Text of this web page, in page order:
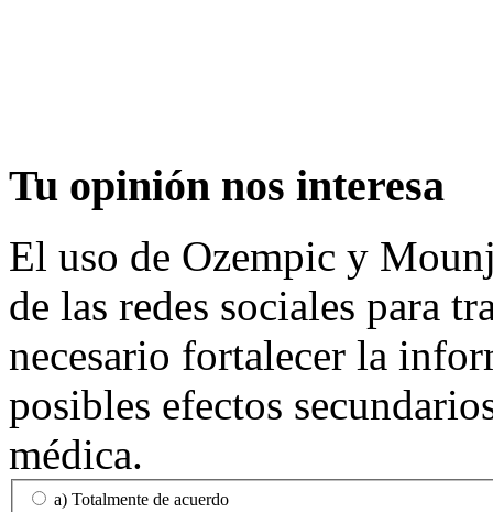
Tu opinión nos interesa
El uso de Ozempic y
de las redes sociales para
necesario fortalecer la
posibles efectos
médica.
a) Totalmente de acuerdo